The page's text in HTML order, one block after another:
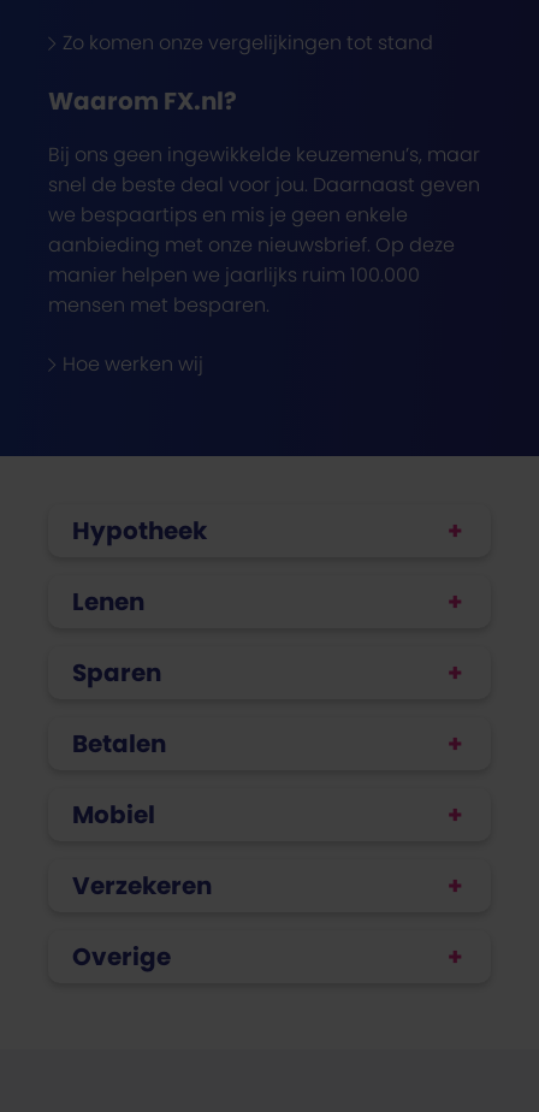
Zo komen onze vergelijkingen tot stand
Waarom FX.nl?
Bij ons geen ingewikkelde keuzemenu’s, maar
snel de beste deal voor jou. Daarnaast geven
we bespaartips en mis je geen enkele
aanbieding met onze nieuwsbrief. Op deze
manier helpen we jaarlijks ruim 100.000
mensen met besparen.
Hoe werken wij
Hypotheek
Lenen
Sparen
Betalen
Mobiel
Verzekeren
Overige